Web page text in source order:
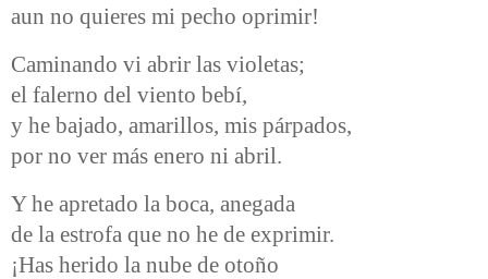
aun no quieres mi pecho oprimir!
Caminando vi abrir las violetas;
el falerno del viento bebí,
y he bajado, amarillos, mis párpados,
por no ver más enero ni abril.
Y he apretado la boca, anegada
de la estrofa que no he de exprimir.
¡Has herido la nube de otoño